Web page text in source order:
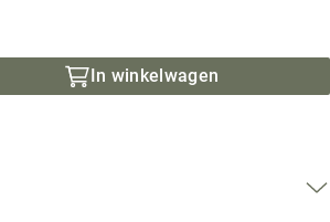
In winkelwagen